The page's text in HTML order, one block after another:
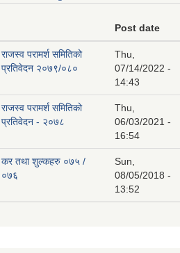
Post date
राजस्व परामर्श समितिको
प्रतिवेदन २०७९/०८०
Thu,
07/14/2022 -
14:43
राजस्व परामर्श समितिको
प्रतिवेदन - २०७८
Thu,
06/03/2021 -
16:54
कर तथा शुल्कहरु ०७५ /
०७६
Sun,
08/05/2018 -
13:52